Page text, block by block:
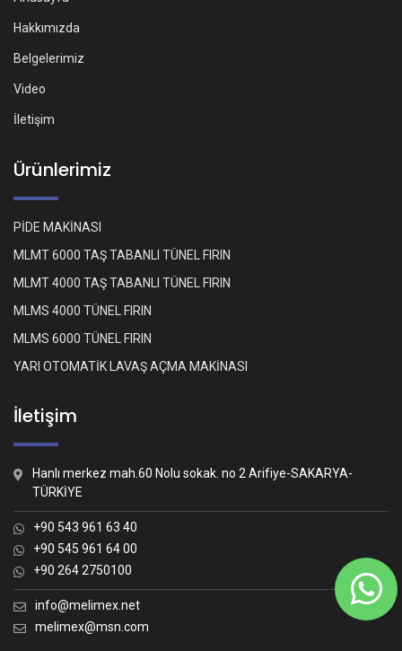
Hakkımızda
Belgelerimiz
Video
İletişim
Ürünlerimiz
PİDE MAKİNASI
MLMT 6000 TAŞ TABANLI TÜNEL FIRIN
MLMT 4000 TAŞ TABANLI TÜNEL FIRIN
MLMS 4000 TÜNEL FIRIN
MLMS 6000 TÜNEL FIRIN
YARI OTOMATİK LAVAŞ AÇMA MAKİNASI
İletişim
Hanlı merkez mah.60 Nolu sokak. no 2 Arifiye-SAKARYA-
TÜRKİYE
+90 543 961 63 40
+90 545 961 64 00
+90 264 2750100
info@melimex.net
melimex@msn.com
Nasıl yardımcı olabiliriz?